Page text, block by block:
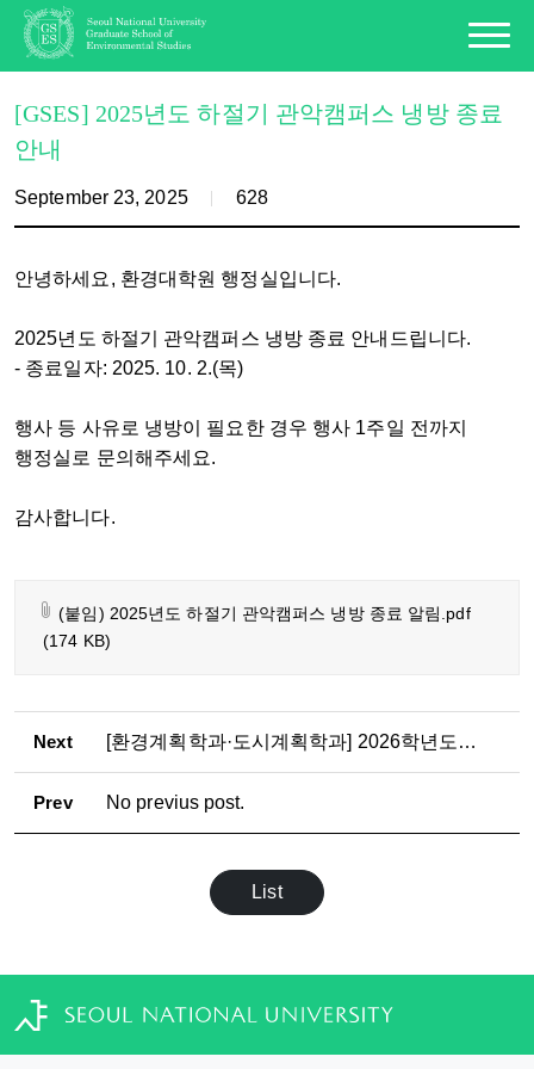
[GSES] 2025년도 하절기 관악캠퍼스 냉방 종료
안내
September 23, 2025 628
안녕하세요, 환경대학원 행정실입니다.
2025년도 하절기 관악캠퍼스 냉방 종료 안내드립니다.
- 종료일자: 2025. 10. 2.(목)
행사 등 사유로 냉방이 필요한 경우 행사 1주일 전까지
행정실로 문의해주세요.
감사합니다.
(붙임) 2025년도 하절기 관악캠퍼스 냉방 종료 알림.pdf
(174 KB)
Next [환경계획학과·도시계획학과] 2026학년도 2학기 석·박사과정 논문제출자격시험 응시자 수료 점검표 제출 안내
Prev No previus post.
List